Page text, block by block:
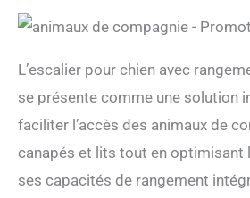
L’escalier pour chien avec
se présente comme une solution
faciliter l’accès des animaux de
canapés et lits tout en optimisant
ses capacités de rangement